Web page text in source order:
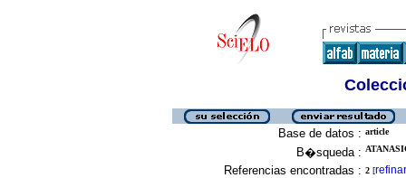
Base de datos : article
B�squeda :
Referencias encontradas : 2 [refinar